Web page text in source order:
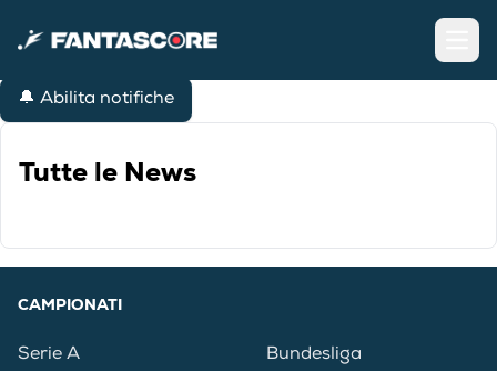
🔔 Abilita notifiche
Tutte le News
CAMPIONATI
Serie A Bundesliga